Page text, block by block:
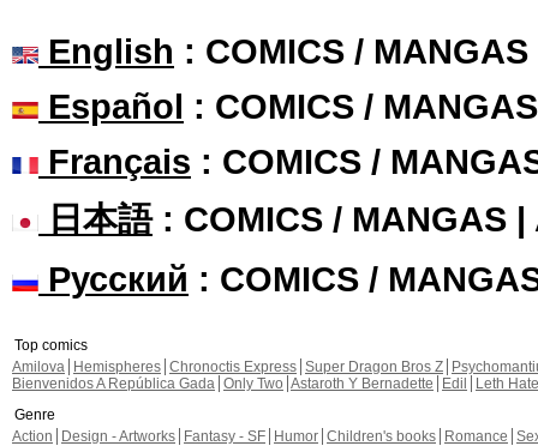
English : COMICS /
Español : COMICS /
Français : COMICS /
日本語: COMICS / MANGAS |
Русский : COMICS /
Top comics
Amilova
Hemispheres Chronoctis Express Super Dragon Bros Z
Bienvenidos A República Gada Only Two Astaroth Y Bernadette Edil
Leth Hate
Genre
Action
Design - Artworks Fantasy - SF Humor Children's books Romance